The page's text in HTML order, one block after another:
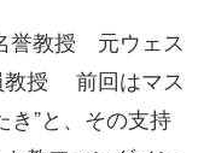
誉教授 元ウェス
教授 前回はマス
き”と、その支持